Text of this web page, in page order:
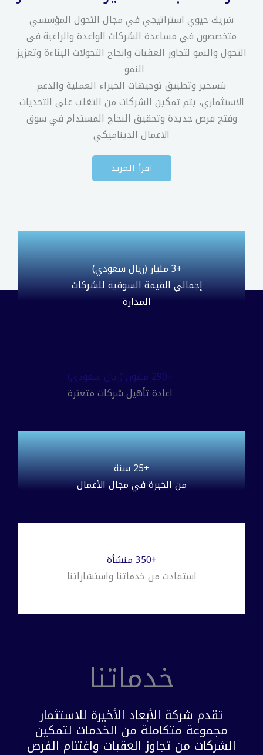
شريك حيوي استراتيجي في مجال التحول المؤسسي
متخصصون في مساعدة الشركات الواعدة والراغبة في
التحول والنمو لتجاوز العقبات وانجاح التحولات البناءة وتعزيز
النمو
بتسخير وتطبيق توجيهات الخبراء العملية والدعم
الاستثماري، يتم تمكين الشركات من التغلب على التحديات
وفتح فرص جديدة وتحقيق النجاح المستدام في سوق
الاعمال الديناميكي
اقرأ المزيد
+3 مليار (ريال سعودي)
إجمالي القيمة السوقية للشركات
المدارة
اعادة تأهيل شركات متعثرة
+25 سنة
من الخبرة في مجال الأعمال
+350 منشأة
استفادت من خدماتنا واستشاراتنا
خدماتنا
تقدم شركة الأبعاد الأخيرة للاستثمار
مجموعة متكاملة من الخدمات لتمكين
الشركات من تجاوز العقبات واغتنام الفرص